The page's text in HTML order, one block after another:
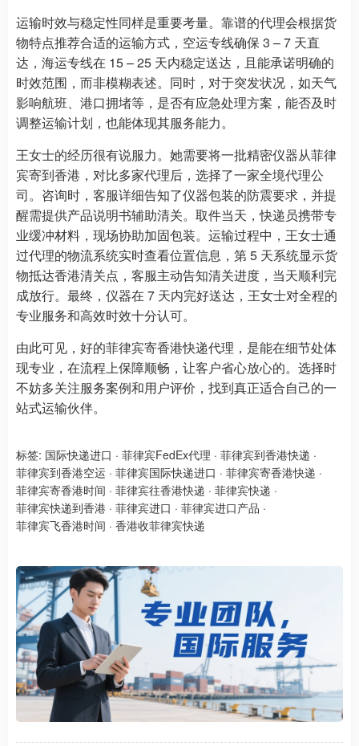
运输时效与稳定性同样是重要考量。靠谱的代理会根据货
物特点推荐合适的运输方式，空运专线确保 3 – 7 天直
达，海运专线在 15 – 25 天内稳定送达，且能承诺明确的
时效范围，而非模糊表述。同时，对于突发状况，如天气
影响航班、港口拥堵等，是否有应急处理方案，能否及时
调整运输计划，也能体现其服务能力。
王女士的经历很有说服力。她需要将一批精密仪器从菲律
宾寄到香港，对比多家代理后，选择了一家全境代理公
司。咨询时，客服详细告知了仪器包装的防震要求，并提
醒需提供产品说明书辅助清关。取件当天，快递员携带专
业缓冲材料，现场协助加固包装。运输过程中，王女士通
过代理的物流系统实时查看位置信息，第 5 天系统显示货
物抵达香港清关点，客服主动告知清关进度，当天顺利完
成放行。最终，仪器在 7 天内完好送达，王女士对全程的
专业服务和高效时效十分认可。
由此可见，好的菲律宾寄香港快递代理，是能在细节处体
现专业，在流程上保障顺畅，让客户省心放心的。选择时
不妨多关注服务案例和用户评价，找到真正适合自己的一
站式运输伙伴。
标签: 国际快递进口 · 菲律宾FedEx代理 · 菲律宾到香港快递 ·
菲律宾到香港空运 · 菲律宾国际快递进口 · 菲律宾寄香港快递 ·
菲律宾寄香港时间 · 菲律宾往香港快递 · 菲律宾快递 ·
菲律宾快递到香港 · 菲律宾进口 · 菲律宾进口产品 ·
菲律宾飞香港时间 · 香港收菲律宾快递